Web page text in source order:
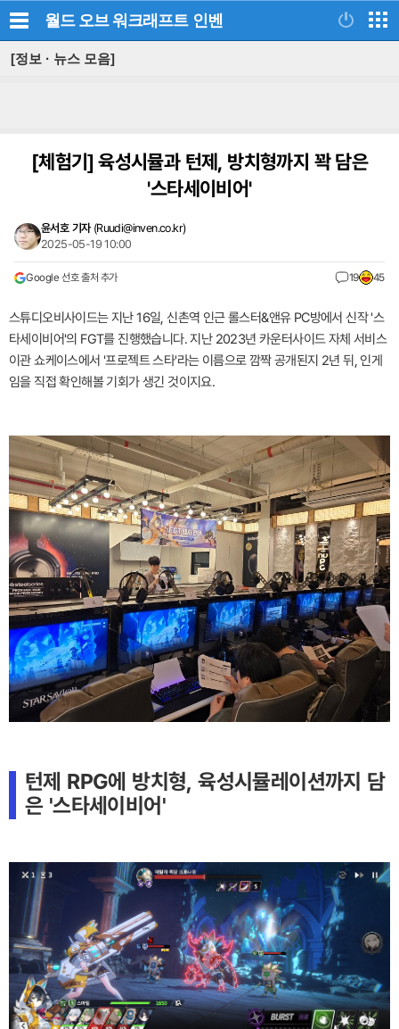
월드 오브 워크래프트 인벤
[정보 · 뉴스 모음]
[체험기]육성시뮬과 턴제, 방치형까지 꽉 담은
'스타세이비어'
윤서호 기자 (Ruudi@inven.co.kr)
2025-05-19 10:00
Google 선호 출처 추가 19 45
스튜디오비사이드는 지난 16일, 신촌역 인근 롤스터&앤유 PC방에서 신작 '스
타세이비어'의 FGT를 진행했습니다. 지난 2023년 카운터사이드 자체 서비스
이관 쇼케이스에서 '프로젝트 스타'라는 이름으로 깜짝 공개된지 2년 뒤, 인게
임을 직접 확인해볼 기회가 생긴 것이지요.
턴제 RPG에 방치형, 육성시뮬레이션까지 담
은 '스타세이비어'